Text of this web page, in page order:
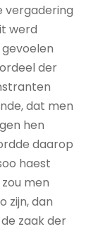
vergadering
werd
der
dat men
hen
daarop
haest
men
zijn, dan
zaak der